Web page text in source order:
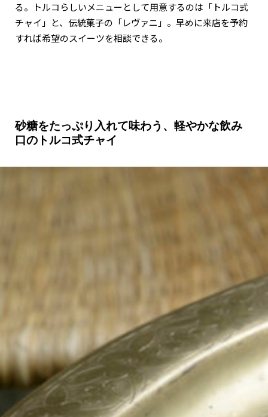
る。トルコらしいメニューとして用意するのは「トルコ式
チャイ」と、伝統菓子の「レヴァニ」。早めに来店を予約
すれば希望のスイーツを相談できる。
砂糖をたっぷり入れて味わう、軽やかな飲み
口のトルコ式チャイ